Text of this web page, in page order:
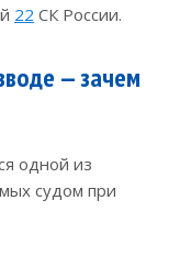
22 СК России.
— зачем
одной из
судом при